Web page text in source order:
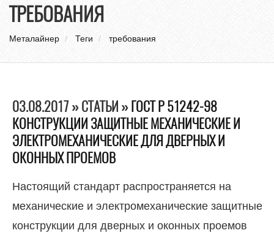
ТРЕБОВАНИЯ
Металайнер Теги требования
03.08.2017 » СТАТЬИ »ГОСТ Р 51242-98
КОНСТРУКЦИИ ЗАЩИТНЫЕ МЕХАНИЧЕСКИЕ И
ЭЛЕКТРОМЕХАНИЧЕСКИЕ ДЛЯ ДВЕРНЫХ И
ОКОННЫХ ПРОЕМОВ
Настоящий стандарт распространяется на
механические и электромеханические защитные
конструкции для дверных и оконных проемов